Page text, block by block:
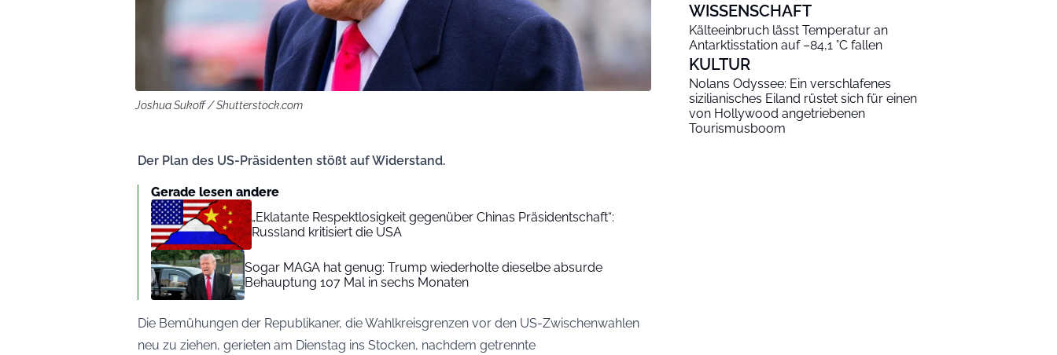
Joshua Sukoff / Shutterstock.com
Der Plan des US-Präsidenten stößt auf Widerstand.
Gerade lesen andere
„Eklatante Respektlosigkeit gegenüber Chinas Präsidentschaft“:
Russland kritisiert die USA
Sogar MAGA hat genug: Trump wiederholte dieselbe absurde
Behauptung 107 Mal in sechs Monaten
Die Bemühungen der Republikaner, die Wahlkreisgrenzen vor den US-Zwischenwahlen
neu zu ziehen, gerieten am Dienstag ins Stocken, nachdem getrennte
WISSENSCHAFT
Kälteeinbruch lässt Temperatur an
Antarktisstation auf –84,1 °C fallen
KULTUR
Nolans Odyssee: Ein verschlafenes
sizilianisches Eiland rüstet sich für einen
von Hollywood angetriebenen
Tourismusboom